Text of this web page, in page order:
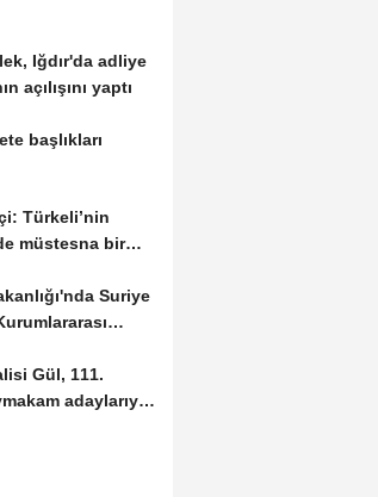
Iğdır'da adliye
açılışını yaptı
başlıkları
Türkeli’nin
müstesna bir
Suriye
Gül, 111.
adaylarıyla